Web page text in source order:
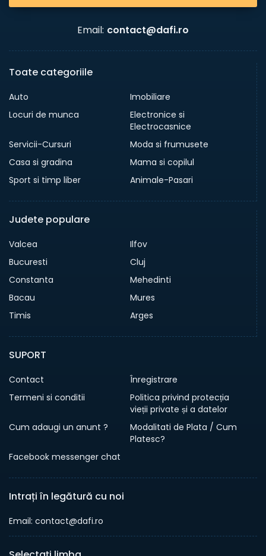
Email: contact@dafi.ro
Toate categoriile
Auto
Imobiliare
Locuri de munca
Electronice si
Electrocasnice
Servicii-Cursuri
Moda si frumusete
Casa si gradina
Mama si copilul
Sport si timp liber
Animale-Pasari
Judete populare
Valcea
Ilfov
Bucuresti
Cluj
Constanta
Mehedinti
Bacau
Mures
Timis
Arges
SUPORT
Contact
Înregistrare
Termeni si conditii
Politica privind protecția
vieții private și a datelor
Cum adaugi un anunt ?
Modalitati de Plata / Cum
Platesc?
Facebook messenger chat
Intrați în legătură cu noi
Email: contact@dafi.ro